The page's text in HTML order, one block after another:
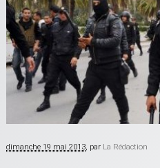
dimanche 19 mai 2013, par La Rédaction